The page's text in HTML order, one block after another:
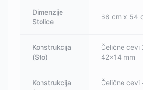
Dimenzije
Stolice
68 cm x 54
Konstrukcija
(Sto)
Čelične cevi
42x14 mm
Konstrukcija
Čelične cevi